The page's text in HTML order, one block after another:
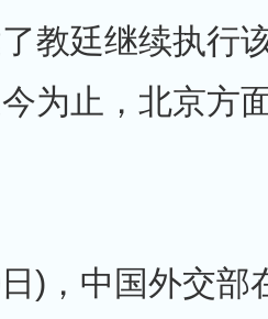
教廷继续执行
为止，北京方
)，中国外交部